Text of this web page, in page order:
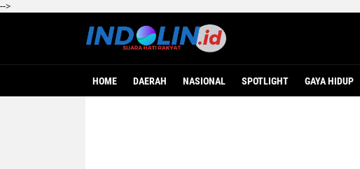
-->
HOME DAERAH NASIONAL SPOTLIGHT GAYA HIDUP